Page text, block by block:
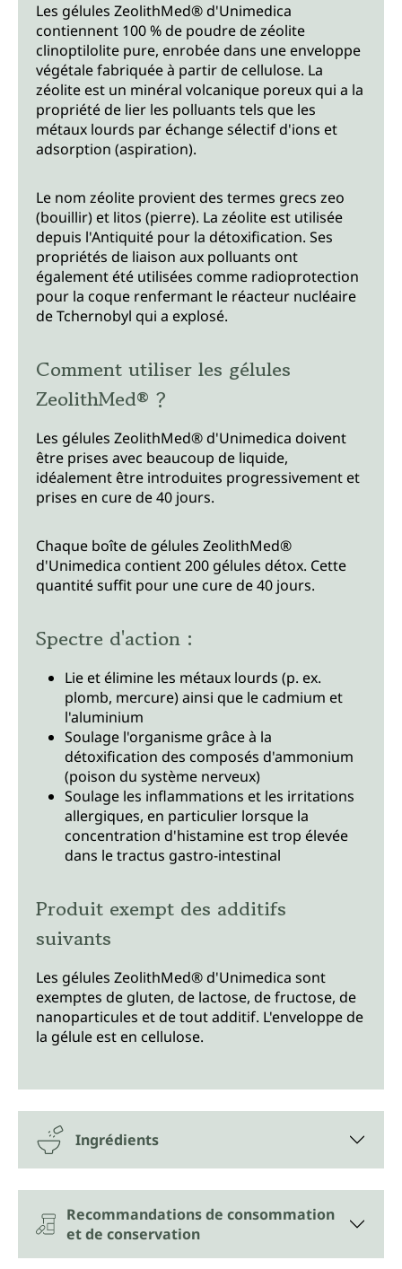
Les gélules ZeolithMed® d'Unimedica
contiennent 100 % de poudre de zéolite
clinoptilolite pure, enrobée dans une enveloppe
végétale fabriquée à partir de cellulose. La
zéolite est un minéral volcanique poreux qui a la
propriété de lier les polluants tels que les
métaux lourds par échange sélectif d'ions et
adsorption (aspiration).
Le nom zéolite provient des termes grecs zeo
(bouillir) et litos (pierre). La zéolite est utilisée
depuis l'Antiquité pour la détoxification. Ses
propriétés de liaison aux polluants ont
également été utilisées comme radioprotection
pour la coque renfermant le réacteur nucléaire
de Tchernobyl qui a explosé.
Comment utiliser les gélules
ZeolithMed® ?
Les gélules ZeolithMed® d'Unimedica doivent
être prises avec beaucoup de liquide,
idéalement être introduites progressivement et
prises en cure de 40 jours.
Chaque boîte de gélules ZeolithMed®
d'Unimedica contient 200 gélules détox. Cette
quantité suffit pour une cure de 40 jours.
Spectre d'action :
Lie et élimine les métaux lourds (p. ex.
plomb, mercure) ainsi que le cadmium et
l'aluminium
Soulage l'organisme grâce à la
détoxification des composés d'ammonium
(poison du système nerveux)
Soulage les inflammations et les irritations
allergiques, en particulier lorsque la
concentration d'histamine est trop élevée
dans le tractus gastro-intestinal
Produit exempt des additifs
suivants
Les gélules ZeolithMed® d'Unimedica sont
exemptes de gluten, de lactose, de fructose, de
nanoparticules et de tout additif. L'enveloppe de
la gélule est en cellulose.
Ingrédients
Recommandations de consommation
et de conservation